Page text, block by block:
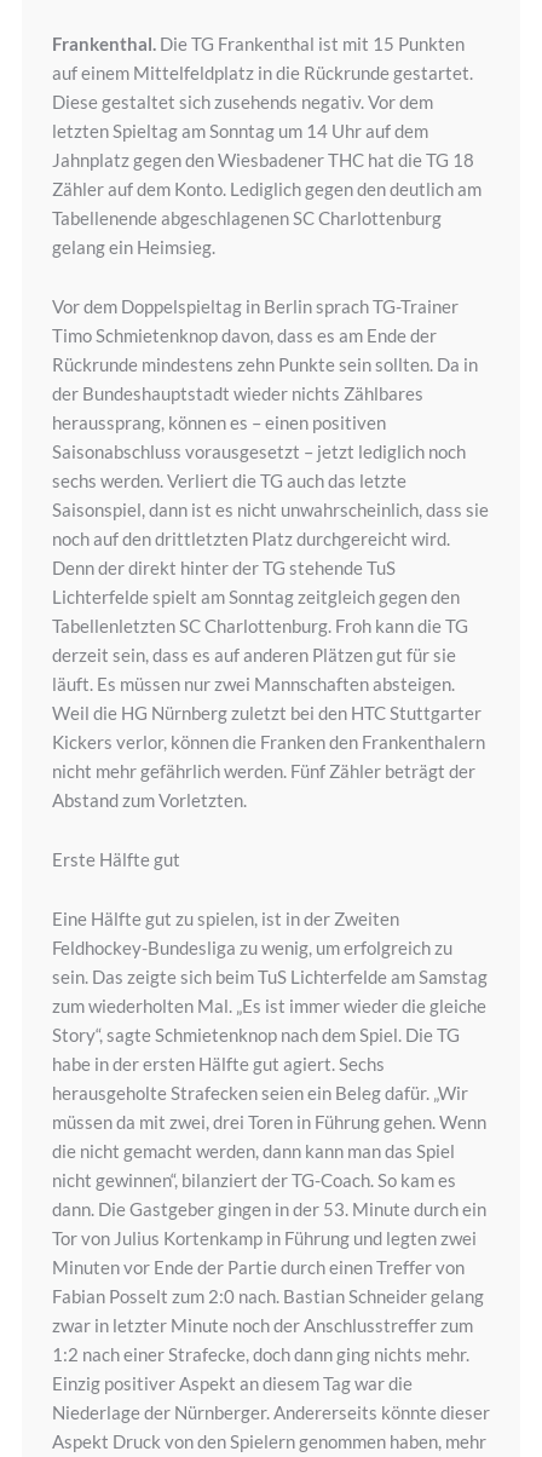
Frankenthal.Die TG Frankenthal ist mit 15 Punkten
auf einem Mittelfeldplatz in die Rückrunde gestartet.
Diese gestaltet sich zusehends negativ. Vor dem
letzten Spieltag am Sonntag um 14 Uhr auf dem
Jahnplatz gegen den Wiesbadener THC hat die TG 18
Zähler auf dem Konto. Lediglich gegen den deutlich am
Tabellenende abgeschlagenen SC Charlottenburg
gelang ein Heimsieg.
Vor dem Doppelspieltag in Berlin sprach TG-Trainer
Timo Schmietenknop davon, dass es am Ende der
Rückrunde mindestens zehn Punkte sein sollten. Da in
der Bundeshauptstadt wieder nichts Zählbares
heraussprang, können es – einen positiven
Saisonabschluss vorausgesetzt – jetzt lediglich noch
sechs werden. Verliert die TG auch das letzte
Saisonspiel, dann ist es nicht unwahrscheinlich, dass sie
noch auf den drittletzten Platz durchgereicht wird.
Denn der direkt hinter der TG stehende TuS
Lichterfelde spielt am Sonntag zeitgleich gegen den
Tabellenletzten SC Charlottenburg. Froh kann die TG
derzeit sein, dass es auf anderen Plätzen gut für sie
läuft. Es müssen nur zwei Mannschaften absteigen.
Weil die HG Nürnberg zuletzt bei den HTC Stuttgarter
Kickers verlor, können die Franken den Frankenthalern
nicht mehr gefährlich werden. Fünf Zähler beträgt der
Abstand zum Vorletzten.
Erste Hälfte gut
Eine Hälfte gut zu spielen, ist in der Zweiten
Feldhockey-Bundesliga zu wenig, um erfolgreich zu
sein. Das zeigte sich beim TuS Lichterfelde am Samstag
zum wiederholten Mal. „Es ist immer wieder die gleiche
Story“, sagte Schmietenknop nach dem Spiel. Die TG
habe in der ersten Hälfte gut agiert. Sechs
herausgeholte Strafecken seien ein Beleg dafür. „Wir
müssen da mit zwei, drei Toren in Führung gehen. Wenn
die nicht gemacht werden, dann kann man das Spiel
nicht gewinnen“, bilanziert der TG-Coach. So kam es
dann. Die Gastgeber gingen in der 53. Minute durch ein
Tor von Julius Kortenkamp in Führung und legten zwei
Minuten vor Ende der Partie durch einen Treffer von
Fabian Posselt zum 2:0 nach. Bastian Schneider gelang
zwar in letzter Minute noch der Anschlusstreffer zum
1:2 nach einer Strafecke, doch dann ging nichts mehr.
Einzig positiver Aspekt an diesem Tag war die
Niederlage der Nürnberger. Andererseits könnte dieser
Aspekt Druck von den Spielern genommen haben, mehr